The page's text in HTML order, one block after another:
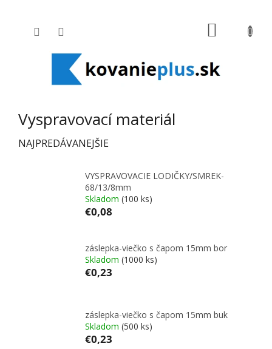
Vyspravovací materiál
NAJPREDÁVANEJŠIE
VYSPRAVOVACIE LODIČKY/SMREK-
68/13/8mm
Skladom (100 ks)
€0,08
záslepka-viečko s čapom 15mm bor
Skladom (1000 ks)
€0,23
záslepka-viečko s čapom 15mm buk
Skladom (500 ks)
€0,23